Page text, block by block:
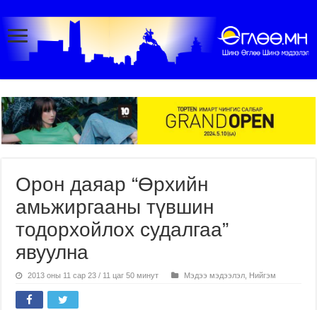
Орон даяар “Өрхийн
амьжиргааны түвшин
тодорхойлох судалгаа”
явуулна
2013 оны 11 сар 23 / 11 цаг 50 минут Мэдээ мэдээлэл Нийгэм